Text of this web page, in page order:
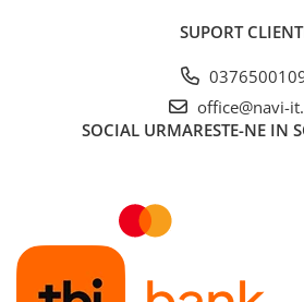
SUPORT
office@navi-
SOCIAL URMARESTE-NE IN